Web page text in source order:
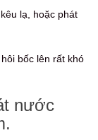
lạ, hoặc phát
bốc lên rất khó
nước